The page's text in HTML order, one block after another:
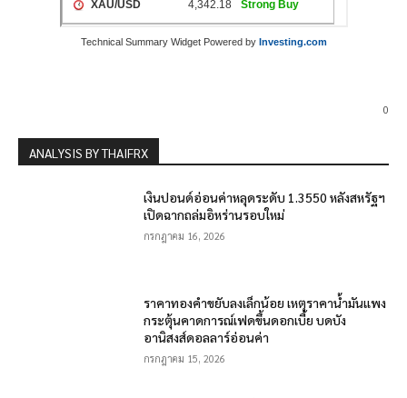
Technical Summary Widget Powered by Investing.com
0
ANALYSIS BY THAIFRX
เงินปอนด์อ่อนค่าหลุดระดับ 1.3550 หลังสหรัฐฯ
เปิดฉากถล่มอิหร่านรอบใหม่
กรกฎาคม 16, 2026
ราคาทองคำขยับลงเล็กน้อย เหตุราคาน้ำมันแพง
กระตุ้นคาดการณ์เฟดขึ้นดอกเบี้ย บดบัง
อานิสงส์ดอลลาร์อ่อนค่า
กรกฎาคม 15, 2026